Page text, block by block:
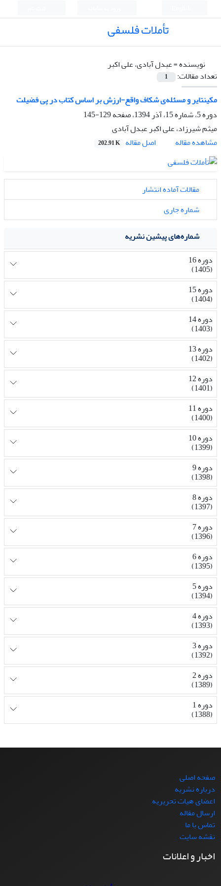
تأملات فلسفی
نویسنده =عبدل آبادی، علی اکبر
تعداد مقالات:
1
مکینتایر و مسئله‌ی شکاف واقع-ارزش بر اساس کتاب در پی فضیلت
دوره 5، شماره 15، آذر 1394، صفحه
129-145
میثم شیرزاد، علی اکبر عبدل آبادی
مشاهده مقاله
اصل مقاله 202.91 K
مقالات آماده انتشار
شماره جاری
شماره‌های پیشین نشریه
دوره 16
(1405)
دوره 15
(1404)
دوره 14
(1403)
دوره 13
(1402)
دوره 12
(1401)
دوره 11
(1400)
دوره 10
(1399)
دوره 9
(1398)
دوره 8
(1397)
دوره 7
(1396)
دوره 6
(1395)
دوره 5
(1394)
دوره 4
(1393)
دوره 3
(1392)
دوره 2
(1389)
دوره 1
(1388)
صفحه اصلی
درباره نشریه
اعضای هیات تحریریه
ارسال مقاله
تماس با ما
نقشه سایت
اخبار و اعلانات